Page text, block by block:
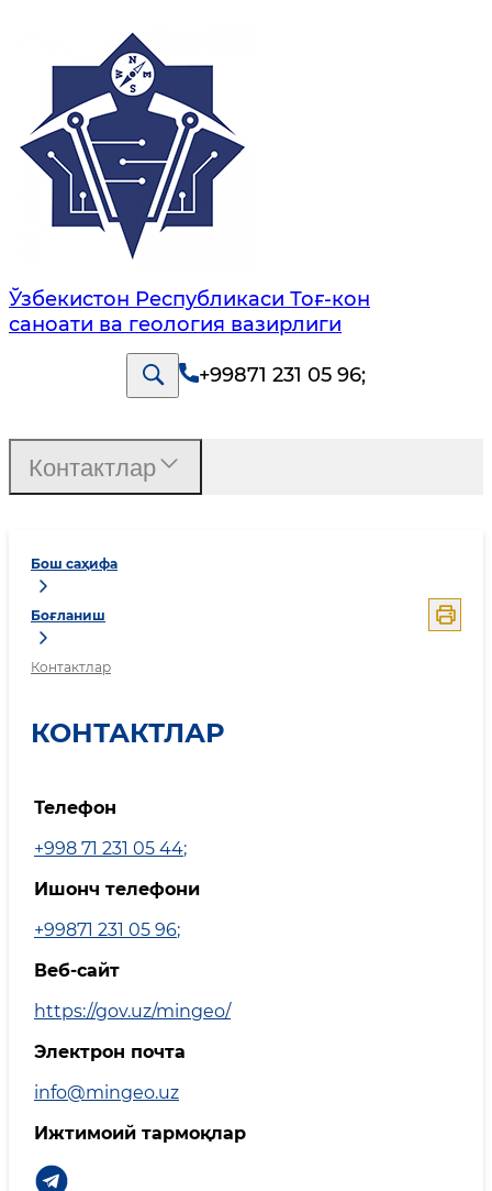
Ўзбекистон Республикаси Тоғ-кон
саноати ва геология вазирлиги
+99871 231 05 96;
Бош саҳифа
Боғланиш
Контактлар
КОНТАКТЛАР
Телефон
+998 71 231 05 44;
Ишонч телефони
+99871 231 05 96;
Веб-сайт
https://gov.uz/mingeo/
Электрон почта
info@mingeo.uz
Ижтимоий тармоқлар
Контактлар